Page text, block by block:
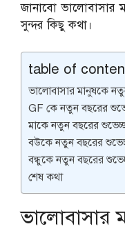
জানাবো ভালোবাসার
সুন্দর কিছু কথা।
table of
ভালোবাসার মানুষকে
GF কে নতুন বছরের
মাকে নতুন বছরের
বউকে নতুন বছরের
বন্ধুকে নতুন বছরের
শেষ কথা
ভালোবাসার